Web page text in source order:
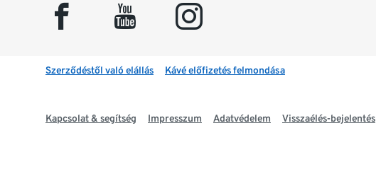
facebook youtube instagram
Szerződéstől való elállás Kávé előfizetés felmondása
Kapcsolat & segítség Impresszum Adatvédelem Visszaélés-bejelentés